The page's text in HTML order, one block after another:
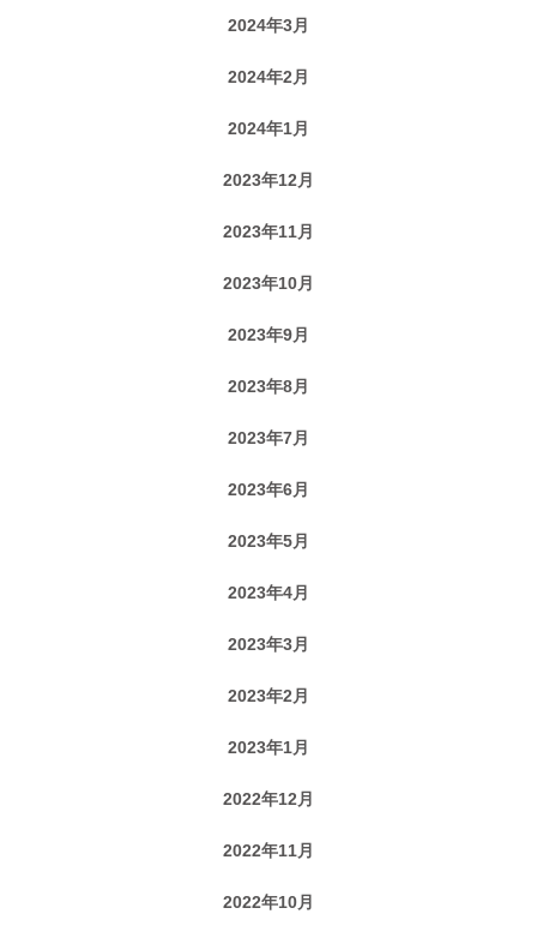
2024年3月
2024年2月
2024年1月
2023年12月
2023年11月
2023年10月
2023年9月
2023年8月
2023年7月
2023年6月
2023年5月
2023年4月
2023年3月
2023年2月
2023年1月
2022年12月
2022年11月
2022年10月